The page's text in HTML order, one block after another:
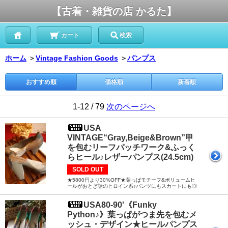
【古着・雑貨の店 かるた】
カート 検索
ホーム ＞Vintage Fashion Goods ＞パンプス
おすすめ順 価格順 新着順
1-12 / 79 次のページへ
USA
VINTAGE“Gray,Beige&Brown”甲
を包むリーフパッチワーク&ふっく
らヒール♪レザーパンプス(24.5cm)
SOLD OUT
★5800円より30%OFF★葉っぱモチーフ&ボリュームヒ
ールがおとぎ話のヒロイン系♪パンツにもスカートにも◎
USA80-90'《Funky
Python♪》葉っぱがつま先を包むメ
ッシュ・デザイン★ヒールパンプス